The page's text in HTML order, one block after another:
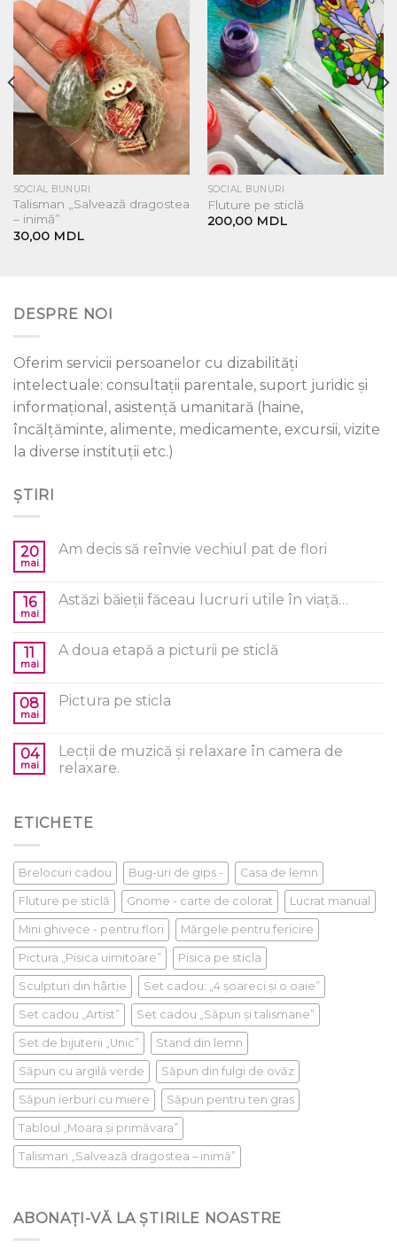
Добавить
в список
желаний
SOCIAL BUNURI
Talisman „Salvează dragostea
– inimă”
30,00 MDL
Добавить
в список
желаний
SOCIAL BUNURI
Fluture pe sticlă
200,00 MDL
DESPRE NOI
Oferim servicii persoanelor cu dizabilități
intelectuale: consultații parentale, suport juridic și
informațional, asistență umanitară (haine,
încălțăminte, alimente, medicamente, excursii, vizite
la diverse instituții etc.)
ȘTIRI
20
mai
Am decis să reînvie vechiul pat de flori
16
mai
Astăzi băieții făceau lucruri utile în viață…
11
mai
A doua etapă a picturii pe sticlă
08
mai
Pictura pe sticla
04
mai
Lecții de muzică și relaxare în camera de
relaxare.
ETICHETE
Brelocuri cadou Bug-uri de gips - Casa de lemn
Fluture pe sticlă Gnome - carte de colorat Lucrat manual
Mini ghivece - pentru flori Mărgele pentru fericire
Pictura „Pisica uimitoare” Pisica pe sticla
Sculpturi din hârtie Set cadou: „4 șoareci și o oaie”
Set cadou „Artist” Set cadou „Săpun și talismane”
Set de bijuterii „Unic” Stand din lemn
Săpun cu argilă verde Săpun din fulgi de ovăz
Săpun ierburi cu miere Săpun pentru ten gras
Tabloul „Moara și primăvara”
Talisman „Salvează dragostea – inimă”
ABONAȚI-VĂ LA ȘTIRILE NOASTRE